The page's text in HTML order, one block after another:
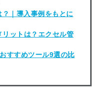
｜導入事例をもとに
ットは？エクセル管
すすめツール9選の比